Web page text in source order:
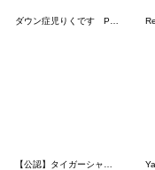
ダウン症児りくです Part1